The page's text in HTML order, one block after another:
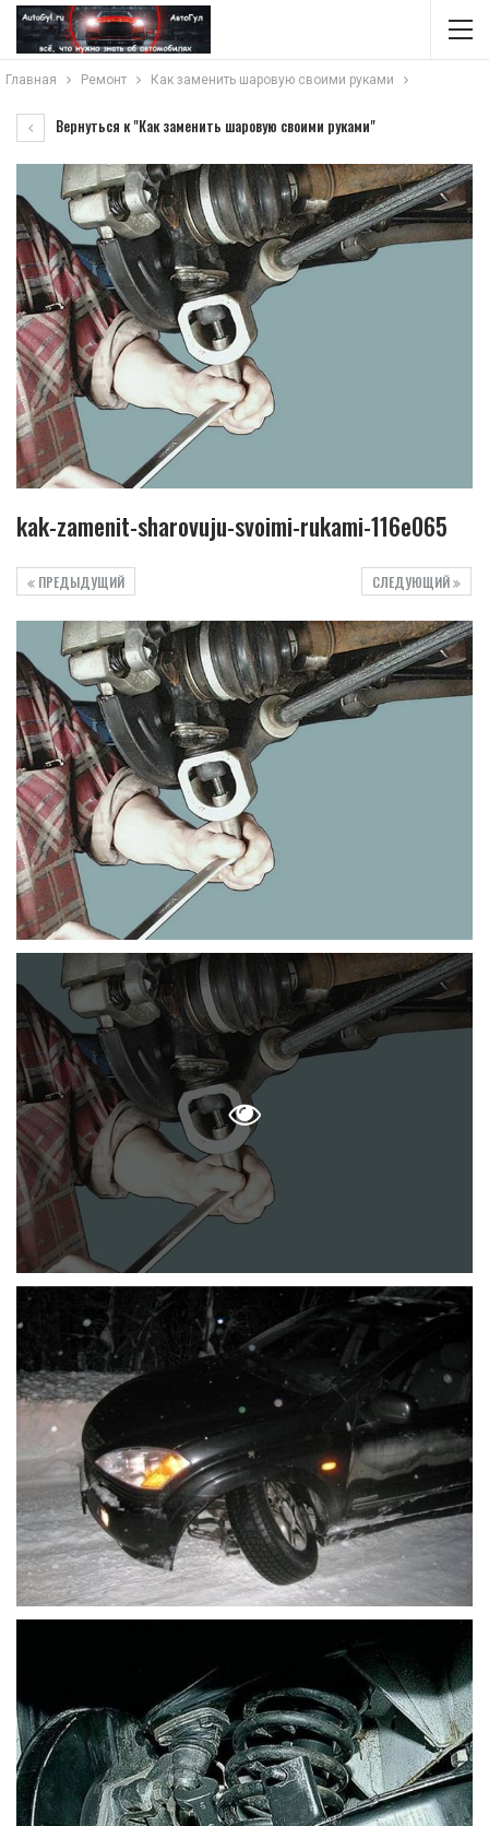
Главная Ремонт Как заменить шаровую своими руками
Вернуться к "Как заменить шаровую своими руками"
kak-zamenit-sharovuju-svoimi-rukami-116e065
СЛЕДУЮЩИЙ
ПРЕДЫДУЩИЙ